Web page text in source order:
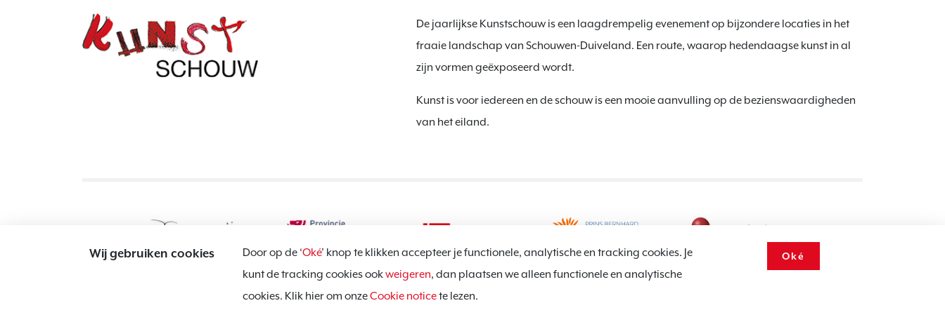
Wij gebruiken cookies Door op de ‘Oké’ knop te klikken accepteer je functionele, analytische en tracking cookies. Je
kunt de tracking cookies ookweigeren, dan plaatsen we alleen functionele en analytische
cookies. Klik hier om onzeCookie noticete lezen.
Oké
De jaarlijkse Kunstschouw is een laagdrempelig evenement op bijzondere locaties in het
fraaie landschap van Schouwen-Duiveland. Een route, waarop hedendaagse kunst in al
zijn vormen geëxposeerd wordt.
Kunst is voor iedereen en de schouw is een mooie aanvulling op de bezienswaardigheden
van het eiland.